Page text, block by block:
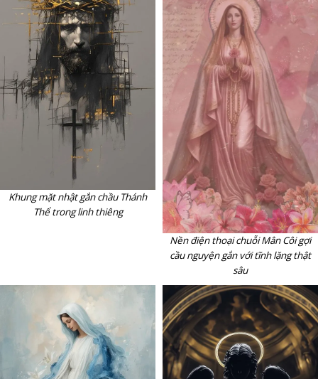
Khung mặt nhật gắn chầu Thánh
Thể trong linh thiêng
Nền điện thoại chuỗi Mân Côi gợi
cầu nguyện gắn với tĩnh lặng thật
sâu